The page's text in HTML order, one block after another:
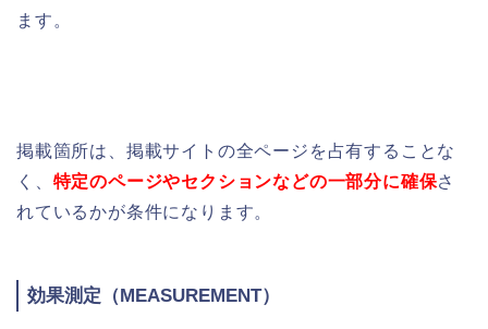
ます。
掲載箇所は、掲載サイトの全ページを占有することな
く、 特定のページやセクションなどの一部分に確保さ
れているかが条件になります。
効果測定（MEASUREMENT）